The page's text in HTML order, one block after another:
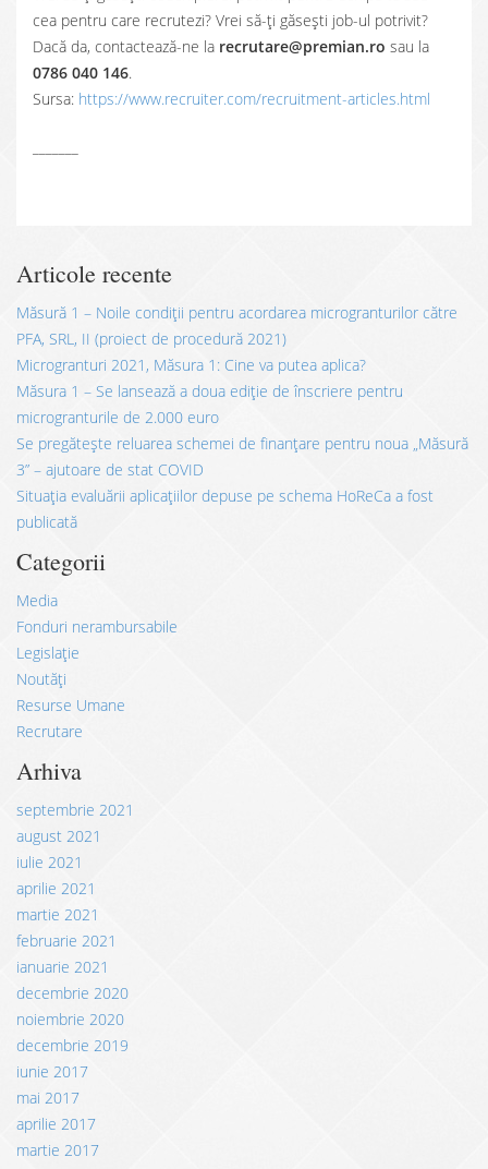
cea pentru care recrutezi? Vrei să-ți găsești job-ul potrivit?
Dacă da, contactează-ne la recrutare@premian.ro sau la
0786 040 146.
Sursa: https://www.recruiter.com/recruitment-articles.html
Articole recente
Măsură 1 – Noile condiții pentru acordarea microgranturilor către
PFA, SRL, II (proiect de procedură 2021)
Microgranturi 2021, Măsura 1: Cine va putea aplica?
Măsura 1 – Se lansează a doua ediție de înscriere pentru
microgranturile de 2.000 euro
Se pregătește reluarea schemei de finanțare pentru noua „Măsură
3” – ajutoare de stat COVID
Situația evaluării aplicațiilor depuse pe schema HoReCa a fost
publicată
Categorii
Media
Fonduri nerambursabile
Legislație
Noutăți
Resurse Umane
Recrutare
Arhiva
septembrie 2021
august 2021
iulie 2021
aprilie 2021
martie 2021
februarie 2021
ianuarie 2021
decembrie 2020
noiembrie 2020
decembrie 2019
iunie 2017
mai 2017
aprilie 2017
martie 2017